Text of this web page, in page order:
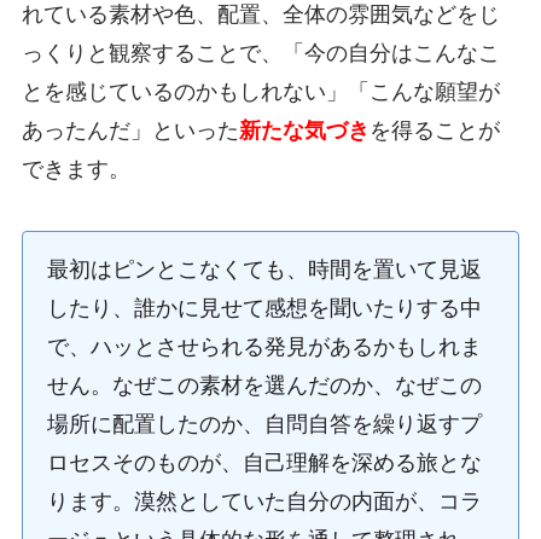
れている素材や色、配置、全体の雰囲気などをじ
っくりと観察することで、「今の自分はこんなこ
とを感じているのかもしれない」「こんな願望が
あったんだ」といった新たな気づき を得ることが
できます。
最初はピンとこなくても、時間を置いて見返
したり、誰かに見せて感想を聞いたりする中
で、ハッとさせられる発見があるかもしれま
せん。なぜこの素材を選んだのか、なぜこの
場所に配置したのか、自問自答を繰り返すプ
ロセスそのものが、自己理解を深める旅とな
ります。漠然としていた自分の内面が、コラ